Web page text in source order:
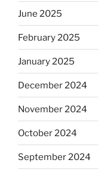
June 2025
February 2025
January 2025
December 2024
November 2024
October 2024
September 2024